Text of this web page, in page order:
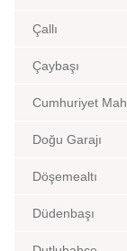
Çallı
Çaybaşı
Cumhuriyet
Doğu Garajı
Döşemealtı
Düdenbaşı